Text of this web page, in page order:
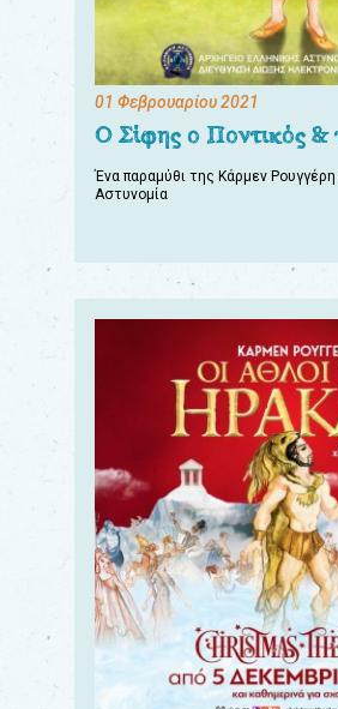
01 Φεβρουαρίου 2021
Ο Σίφης ο Ποντικός &
Ένα παραμύθι της Κάρμεν Ρουγγέρη
Αστυνομία